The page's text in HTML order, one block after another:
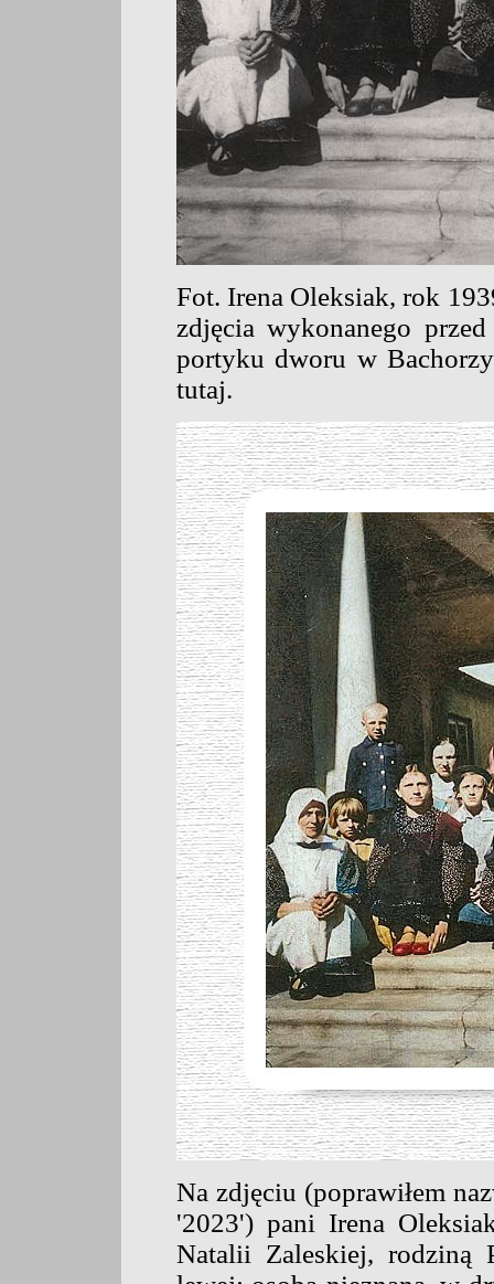
Fot. Irena Oleksiak, rok
zdjęcia wykonanego
portyku dworu w
tutaj.
Na zdjęciu (poprawiłem
'2023') pani Irena
Natalii Zaleskiej, rodziną